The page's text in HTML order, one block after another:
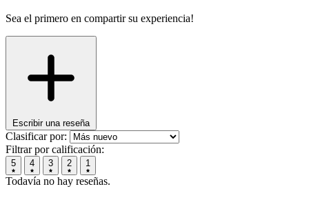
Sea el primero en compartir su experiencia!
Escribir una reseña
Clasificar por:
Filtrar por calificación:
5 4 3 2 1
Todavía no hay reseñas.